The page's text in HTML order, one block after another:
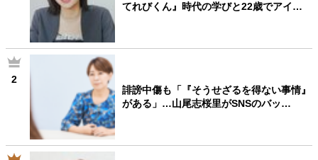
てれびくん』時代の学びと22歳でアイ…
2
誹謗中傷も「『そうせざるを得ない事情』
がある」…山尾志桜里がSNSのバッ…